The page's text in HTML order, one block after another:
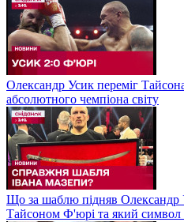
Олександр Усик переміг
абсолютного чемпіона світу
Що за шаблю підняв Олександр
Тайсоном Ф'юрі та який символ